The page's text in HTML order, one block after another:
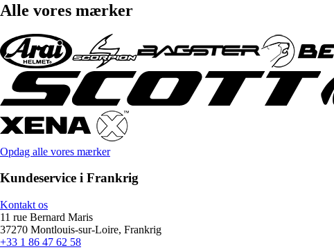
Alle vores mærker
Opdag alle vores mærker
Kundeservice i Frankrig
Kontakt os
11 rue Bernard Maris
37270 Montlouis-sur-Loire, Frankrig
+33 1 86 47 62 58